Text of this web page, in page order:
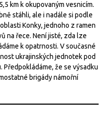
km k okupovaným vesnicím.
stáhli, ale i nadále si podle
Konky, jednoho z ramen
na řece. Není jisté, zda lze
k opatrnosti. V současné
ukrajinských jednotek pod
že se výsadku
brigády námořní